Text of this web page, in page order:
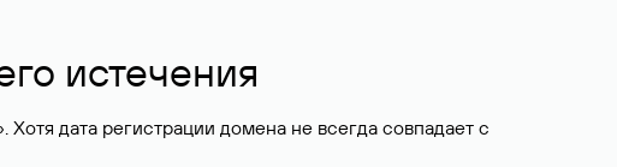
истечения
дата регистрации домена не всегда совпадает с